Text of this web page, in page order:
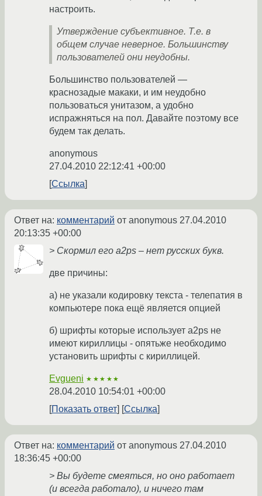
настроить.
Утверждение субъективное. Т.е. в
общем случае неверное. Большинству
пользователей они неудобны.
Большинство пользователей —
краснозадые макаки, и им неудобно
пользоваться унитазом, а удобно
испражняться на пол. Давайте поэтому все
будем так делать.
anonymous
27.04.2010 22:12:41 +00:00
Ссылка
Ответ на: комментарий от anonymous 27.04.2010
20:13:35 +00:00
> Скормил его a2ps – нет русских букв.
две причины:
а) не указали кодировку текста - телепатия в
компьютере пока ещё является опцией
б) шрифты которые использует a2ps не
имеют кириллицы - опятьже необходимо
установить шрифты с кириллицей.
Evgueni ★★★★★
28.04.2010 10:54:01 +00:00
Показать ответ
Ссылка
Ответ на: комментарий от anonymous 27.04.2010
18:36:45 +00:00
> Вы будете смеяться, но оно работает
(и всегда работало), и ничего там